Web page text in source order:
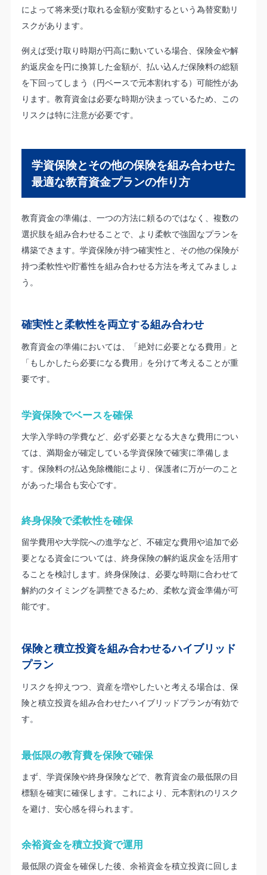
によって将来受け取れる金額が変動するという為替変動リ
スクがあります。
例えば受け取り時期が円高に動いている場合、保険金や解
約返戻金を円に換算した金額が、払い込んだ保険料の総額
を下回ってしまう（円ベースで元本割れする）可能性があ
ります。教育資金は必要な時期が決まっているため、この
リスクは特に注意が必要です。
学資保険とその他の保険を組み合わせた
最適な教育資金プランの作り方
教育資金の準備は、一つの方法に頼るのではなく、複数の
選択肢を組み合わせることで、より柔軟で強固なプランを
構築できます。学資保険が持つ確実性と、その他の保険が
持つ柔軟性や貯蓄性を組み合わせる方法を考えてみましょ
う。
確実性と柔軟性を両立する組み合わせ
教育資金の準備においては、「絶対に必要となる費用」と
「もしかしたら必要になる費用」を分けて考えることが重
要です。
学資保険でベースを確保
大学入学時の学費など、必ず必要となる大きな費用につい
ては、満期金が確定している学資保険で確実に準備しま
す。保険料の払込免除機能により、保護者に万が一のこと
があった場合も安心です。
終身保険で柔軟性を確保
留学費用や大学院への進学など、不確定な費用や追加で必
要となる資金については、終身保険の解約返戻金を活用す
ることを検討します。終身保険は、必要な時期に合わせて
解約のタイミングを調整できるため、柔軟な資金準備が可
能です。
保険と積立投資を組み合わせるハイブリッド
プラン
リスクを抑えつつ、資産を増やしたいと考える場合は、保
険と積立投資を組み合わせたハイブリッドプランが有効で
す。
最低限の教育費を保険で確保
まず、学資保険や終身保険などで、教育資金の最低限の目
標額を確実に確保します。これにより、元本割れのリスク
を避け、安心感を得られます。
余裕資金を積立投資で運用
最低限の資金を確保した後、余裕資金を積立投資に回しま